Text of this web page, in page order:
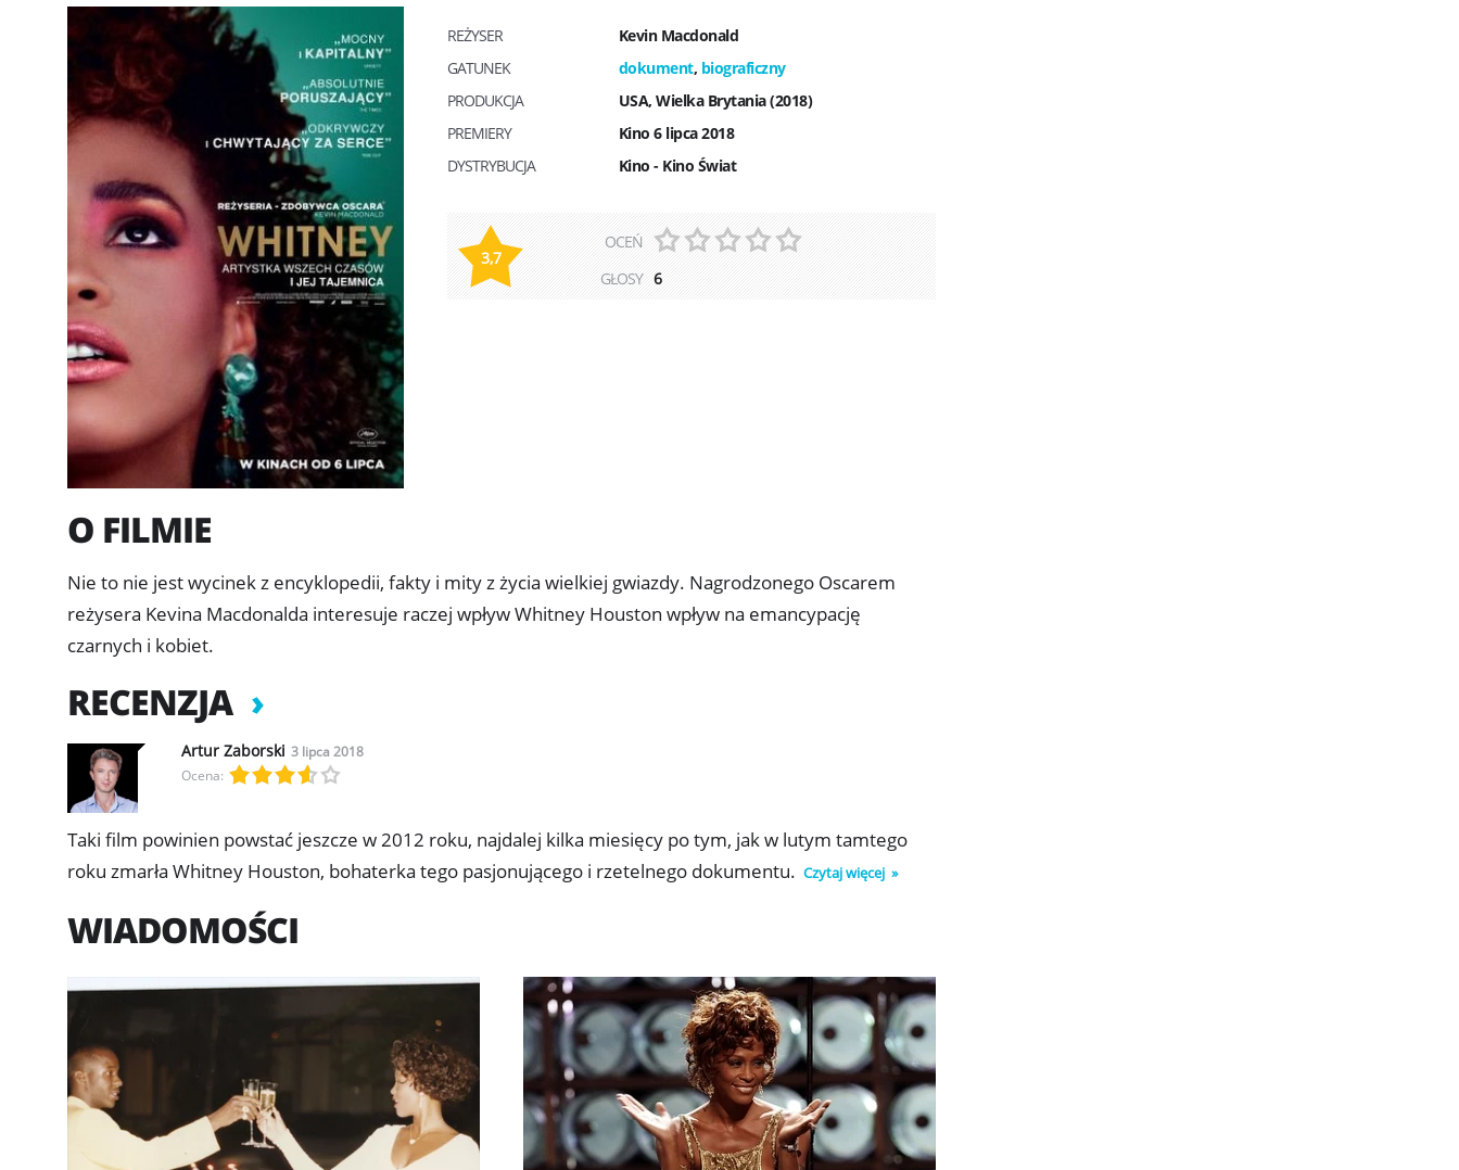
REŻYSER
Kevin Macdonald
GATUNEK
dokument, biograficzny
PRODUKCJA
USA, Wielka Brytania (2018)
PREMIERY
Kino 6 lipca 2018
DYSTRYBUCJA
Kino - Kino Świat
3,7
OCEŃ
GŁOSY 6
O FILMIE
Nie to nie jest wycinek z encyklopedii, fakty i mity z życia wielkiej gwiazdy. Nagrodzonego Oscarem
reżysera Kevina Macdonalda interesuje raczej wpływ Whitney Houston wpływ na emancypację
czarnych i kobiet.
RECENZJA
Artur Zaborski 3 lipca 2018
Ocena:
Taki film powinien powstać jeszcze w 2012 roku, najdalej kilka miesięcy po tym, jak w lutym tamtego
roku zmarła Whitney Houston, bohaterka tego pasjonującego i rzetelnego dokumentu. Czytaj więcej
WIADOMOŚCI